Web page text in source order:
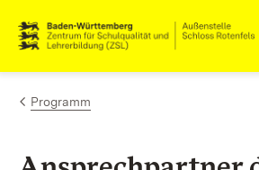
Zum Inhalt springen
Link zur Startseite
Programm